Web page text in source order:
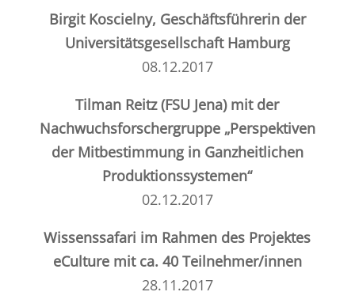
Birgit Koscielny, Geschäftsführerin der
Universitätsgesellschaft Hamburg
08.12.2017
Tilman Reitz (FSU Jena) mit der
Nachwuchsforschergruppe „Perspektiven
der Mitbestimmung in Ganzheitlichen
Produktionssystemen“
02.12.2017
Wissenssafari im Rahmen des Projektes
eCulture mit ca. 40 Teilnehmer/innen
28.11.2017